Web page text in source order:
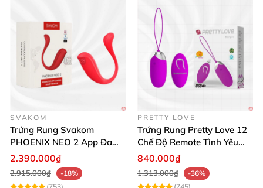
SVAKOM
Trứng Rung Svakom
PHOENIX NEO 2 App Đa
Chức Năng Hấp Dẫn
2.390.000₫
2.915.000₫
-18%
PRETTY LOVE
Trứng Rung Pretty Love 12
Chế Độ Remote Tình Yêu
Kích Thích
840.000₫
1.313.000₫
-36%